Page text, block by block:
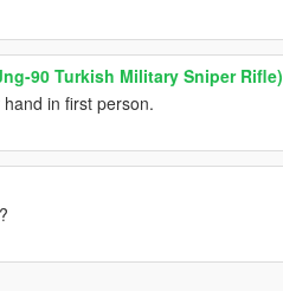
90 Turkish Military Sniper Rifle)
in first person.